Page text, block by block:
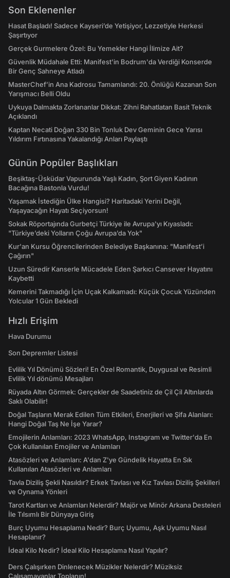
Son Eklenenler
Hasat Başladı! Sadece Kayseri’de Yetişiyor, Lezzetiyle Herkesi
Şaşırtıyor
Gerçek Gurmelere Özel: Bu Yemekler Hangi İlimize Ait?
Güvenlik Müdahale Etti: Manifest'in Bodrum'da Verdiği Konserde
Bir Genç Sahneye Atladı
MasterChef’in Ana Kadrosu Tamamlandı: 20. Önlüğü Kazanan Son
Yarışmacı Belli Oldu
Uykuya Dalmakta Zorlananlar Dikkat: Zihni Rahatlatan Basit Teknik
Açıklandı
Kaptan Necati Doğan 330 Bin Tonluk Dev Geminin Gece Yarısı
Yıldırım Fırtınasına Yakalandığı Anları Paylaştı
Günün Popüler Başlıkları
Beşiktaş-Üsküdar Vapurunda Yaşlı Kadın, Şort Giyen Kadının
Bacağına Bastonla Vurdu!
Yaşamak İstediğin Ülke Hangisi? Haritadaki Yerini Değil,
Yaşayacağın Hayatı Seçiyorsun!
Sokak Röportajında Gurbetçi Türkiye ile Avrupa'yı Kıyasladı:
"Türkiye’deki Yolların Çoğu Avrupa’da Yok"
Kur'an Kursu Öğrencilerinden Belediye Başkanına: "Manifest’i
Çağırın"
Uzun Süredir Kanserle Mücadele Eden Şarkıcı Cansever Hayatını
Kaybetti
Kemerini Takmadığı İçin Uçak Kalkamadı: Küçük Çocuk Yüzünden
Yolcular 1 Gün Bekledi
Hızlı Erişim
Hava Durumu
Son Depremler Listesi
Evlilik Yıl Dönümü Sözleri! En Özel Romantik, Duygusal ve Resimli
Evlilik Yıl dönümü Mesajları
Rüyada Altın Görmek: Gerçekler de Saadetiniz de Çil Çil Altınlarda
Saklı Olabilir!
Doğal Taşların Merak Edilen Tüm Etkileri, Enerjileri ve Şifa Alanları:
Hangi Doğal Taş Ne İşe Yarar?
Emojilerin Anlamları: 2023 WhatsApp, Instagram ve Twitter'da En
Çok Kullanılan Emojiler ve Anlamları
Atasözleri ve Anlamları: A'dan Z'ye Gündelik Hayatta En Sık
Kullanılan Atasözleri ve Anlamları
Tavla Diziliş Şekli Nasıldır? Erkek Tavlası ve Kız Tavlası Diziliş Şekilleri
ve Oynama Yönleri
Tarot Kartları ve Anlamları Nelerdir? Majör ve Minör Arkana Desteleri
İle Tılsımlı Bir Dünyaya Giriş
Burç Uyumu Hesaplama Nedir? Burç Uyumu, Aşk Uyumu Nasıl
Hesaplanır?
İdeal Kilo Nedir? İdeal Kilo Hesaplama Nasıl Yapılır?
Ders Çalışırken Dinlenecek Müzikler Nelerdir? Müziksiz
Çalışamayanlar Toplanın!